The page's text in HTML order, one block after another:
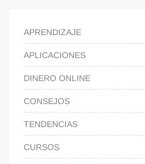
APRENDIZAJE
APLICACIONES
DINERO ONLINE
CONSEJOS
TENDENCIAS
CURSOS